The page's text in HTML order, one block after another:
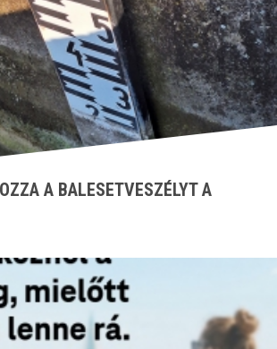
A BALESETVESZÉLYT A